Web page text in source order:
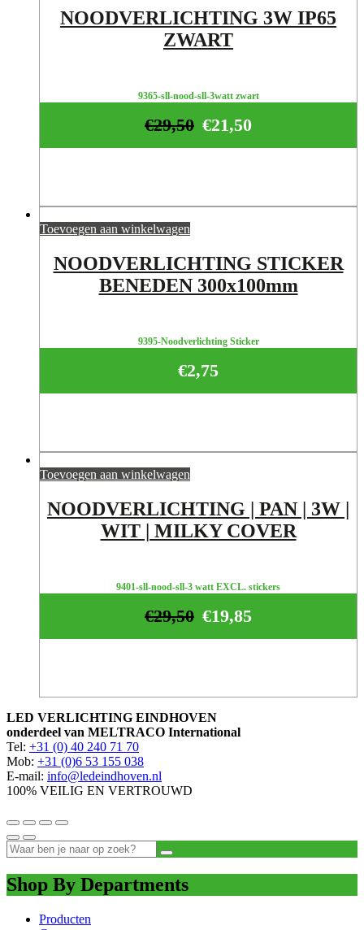
NOODVERLICHTING 3W IP65
ZWART
9365-sll-nood-sll-3watt zwart
€21,50
€29,50
Toevoegen aan winkelwagen
NOODVERLICHTING STICKER
BENEDEN 300x100mm
9395-Noodverlichting Sticker
€2,75
Toevoegen aan winkelwagen
NOODVERLICHTING | PAN | 3W |
WIT | MILKY COVER
9401-sll-nood-sll-3 watt EXCL. stickers
€19,85
€29,50
LED VERLICHTING EINDHOVEN
onderdeel van MELTRACO International
Tel: +31 (0) 40 240 71 70
Mob: +31 (0)6 53 155 038
E-mail: info@ledeindhoven.nl
100% VEILIG EN VERTROUWD
Shop By Departments
Producten